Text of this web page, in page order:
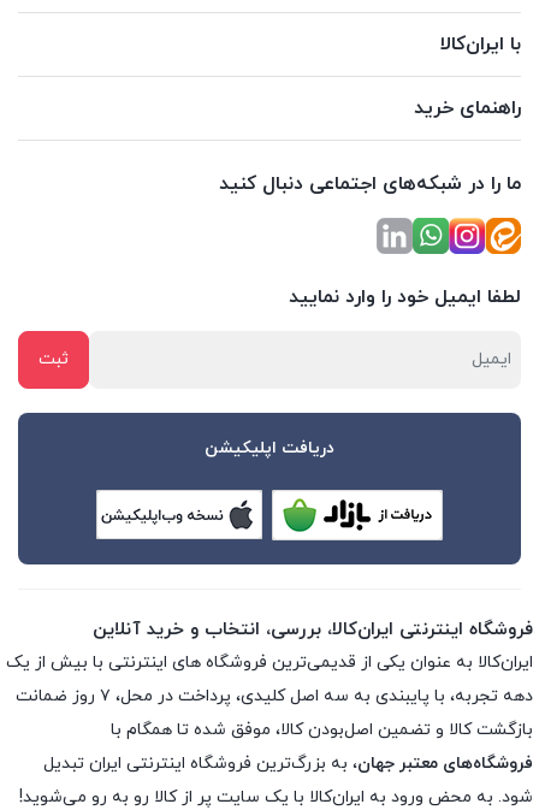
با ایران‌کالا
راهنمای خرید
ما را در شبکه‌های اجتماعی دنبال کنید
لطفا ایمیل خود را وارد نمایید
دریافت اپلیکیشن
فروشگاه اینترنتی ایران‌کالا، بررسی، انتخاب و خرید آنلاین
ایران‌کالا به عنوان یکی از قدیمی‌ترین فروشگاه های اینترنتی با بیش از یک
دهه تجربه، با پایبندی به سه اصل کلیدی، پرداخت در محل، ۷ روز ضمانت
بازگشت کالا و تضمین اصل‌بودن کالا، موفق شده تا همگام با
فروشگاه‌های معتبر جهان، به بزرگ‌ترین فروشگاه اینترنتی ایران تبدیل
شود. به محض ورود به ایران‌کالا با یک سایت پر از کالا رو به رو می‌شوید!